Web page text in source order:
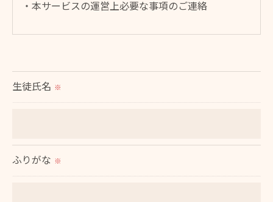
・本サービスの運営上必要な事項のご連絡
られた場合を除き、
＜個人情報の委託について＞
生徒氏名 ※
ふりがな ※